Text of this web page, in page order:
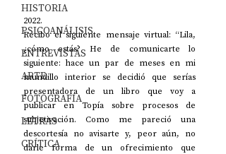
HISTORIA
PSICOANÁLISIS
ENTREVISTAS
ARTE
FOTOGRAFÍA
LETRAS
CRÍTICA
2022.
Recibo el siguiente mensaje virtual: “Lila,
¿cómo estás? He de comunicarte lo
siguiente: hace un par de meses en mi
mundillo interior se decidió que serías
presentadora de un libro que voy a
publicar en Topía sobre procesos de
subjetivación. Como me pareció una
descortesía no avisarte y, peor aún, no
darle forma de un ofrecimiento que